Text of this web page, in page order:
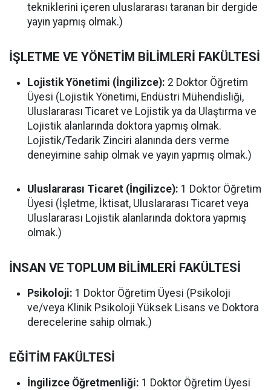
tekniklerini içeren uluslararası taranan bir dergide
yayın yapmış olmak.)
İŞLETME VE YÖNETİM BİLİMLERİ FAKÜLTESİ
Lojistik Yönetimi (İngilizce): 2 Doktor Öğretim
Üyesi (Lojistik Yönetimi, Endüstri Mühendisliği,
Uluslararası Ticaret ve Lojistik ya da Ulaştırma ve
Lojistik alanlarında doktora yapmış olmak.
Lojistik/Tedarik Zinciri alanında ders verme
deneyimine sahip olmak ve yayın yapmış olmak.)
Uluslararası Ticaret (İngilizce): 1 Doktor Öğretim
Üyesi (İşletme, İktisat, Uluslararası Ticaret veya
Uluslararası Lojistik alanlarında doktora yapmış
olmak.)
İNSAN VE TOPLUM BİLİMLERİ FAKÜLTESİ
Psikoloji: 1 Doktor Öğretim Üyesi (Psikoloji
ve/veya Klinik Psikoloji Yüksek Lisans ve Doktora
derecelerine sahip olmak.)
EĞİTİM FAKÜLTESİ
İngilizce Öğretmenliği: 1 Doktor Öğretim Üyesi